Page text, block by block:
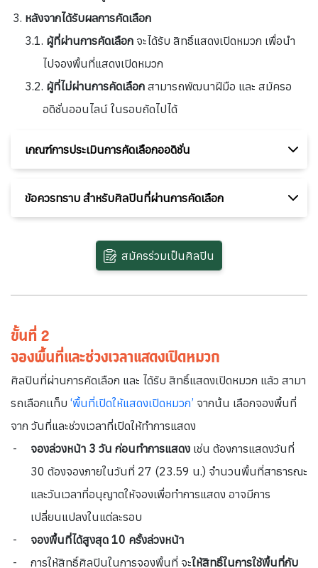
หลังจากได้รับผลการคัดเลือก
ผู้ที่ผ่านการคัดเลือก จะได้รับ สิทธิ์แสดงเปิดหมวก เพื่อนำ
ไปจองพื้นที่แสดงเปิดหมวก
ผู้ที่ไม่ผ่านการคัดเลือก สามารถพัฒนาฝีมือ และ สมัครอ
อดิชั่นออนไลน์ ในรอบถัดไปได้
เกณฑ์การประเมินการคัดเลือกออดิชั่น
ข้อควรทราบ สำหรับศิลปินที่ผ่านการคัดเลือก
สมัครร่วมเป็นศิลปิน
ขั้นที่ 2
จองพื้นที่และช่วงเวลาแสดงเปิดหมวก
ศิลปินที่ผ่านการคัดเลือก และ ได้รับ สิทธิ์แสดงเปิดหมวก แล้ว สามา
รถเลือกเเท็บ ‘พื้นที่เปิดให้แสดงเปิดหมวก’ จากนั้น เลือกจองพื้นที่
จาก วันที่และช่วงเวลาที่เปิดให้ทำการแสดง
จองล่วงหน้า 3 วัน ก่อนทำการแสดง เช่น ต้องการแสดงวันที่
30 ต้องจองภายในวันที่ 27 (23.59 น.) จำนวนพื้นที่สาธารณะ
และวันเวลาที่อนุญาตให้จองเพื่อทำการแสดง อาจมีการ
เปลี่ยนแปลงในแต่ละรอบ
จองพื้นที่ได้สูงสุด 10 ครั้งล่วงหน้า
การให้สิทธิ์ศิลปินในการจองพื้นที่ จะให้สิทธิ์ในการใช้พื้นที่กับ